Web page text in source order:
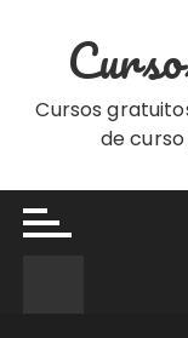
conteúdo
Cursos
de